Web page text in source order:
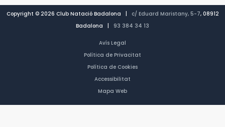
Copyright © 2026 Club Natació Badalona | c/ Eduard Maristany, 5-7, 08912
Badalona | 93 384 34 13
Avís Legal
Política de Privacitat
Política de Cookies
Accessibilitat
Mapa Web